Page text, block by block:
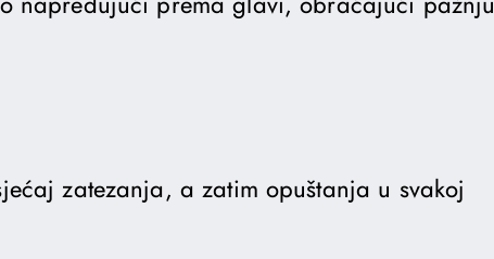
zatezanja, a zatim opuštanja u svakoj